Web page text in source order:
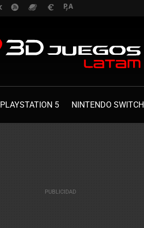
PLAYSTATION 5 NINTENDO SWITCH